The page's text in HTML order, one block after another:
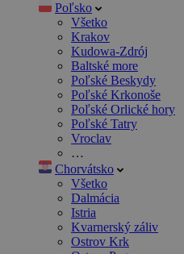
Poľsko
Všetko
Krakov
Kudowa-Zdrój
Baltské more
Poľské Beskydy
Poľské Krkonoše
Poľské Orlické hory
Poľské Tatry
Vroclav
…
Chorvátsko
Všetko
Dalmácia
Istria
Kvarnerský záliv
Ostrov Krk